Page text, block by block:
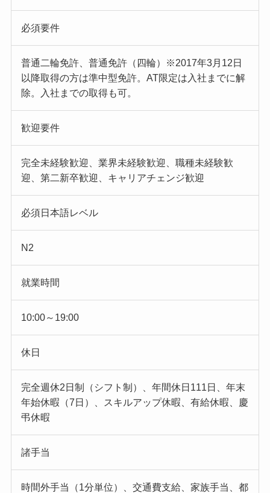
必須要件
普通二輪免許、普通免許（四輪）※2017年3月12日
以降取得の方は準中型免許。AT限定は入社までに解
除。入社までの取得も可。
歓迎要件
完全未経験歓迎、業界未経験歓迎、職種未経験歓
迎、第二新卒歓迎、キャリアチェンジ歓迎
必須日本語レベル
N2
就業時間
10:00～19:00
休日
完全週休2日制（シフト制）、年間休日111日、年末
年始休暇（7日）、スキルアップ休暇、有給休暇、慶
弔休暇
諸手当
時間外手当（1分単位）、交通費支給、家族手当、都